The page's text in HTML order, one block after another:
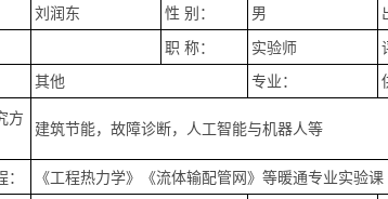
刘润东 性 别： 男
职 称： 实验师
其他 专业：
方
建筑节能，故障诊断，人工智能与机器人等
《工程热力学》《流体输配管网》等暖通专业实验课